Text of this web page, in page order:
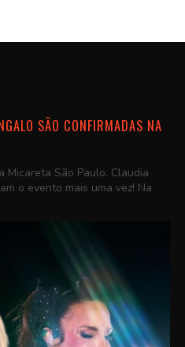
SÃO CONFIRMADAS NA
Micareta São Paulo. Claudia
o evento mais uma vez! Na